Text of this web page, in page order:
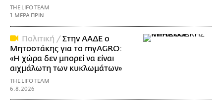
THE LIFO TEAM
1 ΜΕΡΑ ΠΡΙΝ
Πολιτική /Στην ΑΑΔΕ ο
Μητσοτάκης για το myAGRO:
«Η χώρα δεν μπορεί να είναι
αιχμάλωτη των κυκλωμάτων»
THE LIFO TEAM
6.8.2026